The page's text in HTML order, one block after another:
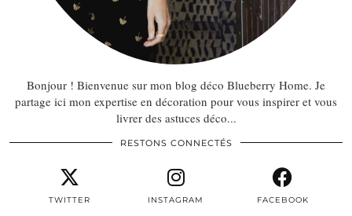
Bonjour ! Bienvenue sur mon blog déco Blueberry Home. Je
partage ici mon expertise en décoration pour vous inspirer et vous
livrer des astuces déco...
RESTONS CONNECTÉS
TWITTER INSTAGRAM FACEBOOK